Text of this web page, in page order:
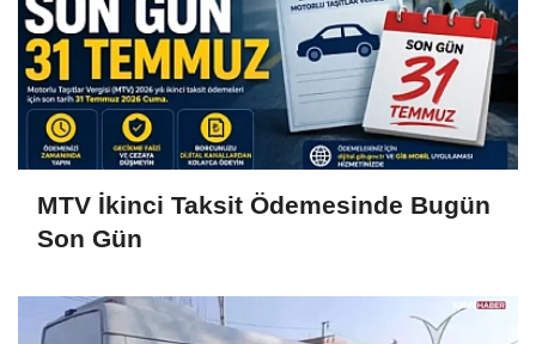
MTV İkinci Taksit Ödemesinde Bugün
Son Gün